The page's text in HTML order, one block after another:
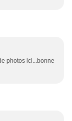
photos ici...bonne